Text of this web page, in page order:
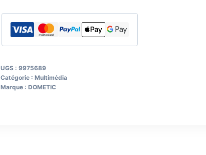
UGS : 9975689
Catégorie : Multimédia
Marque : DOMETIC